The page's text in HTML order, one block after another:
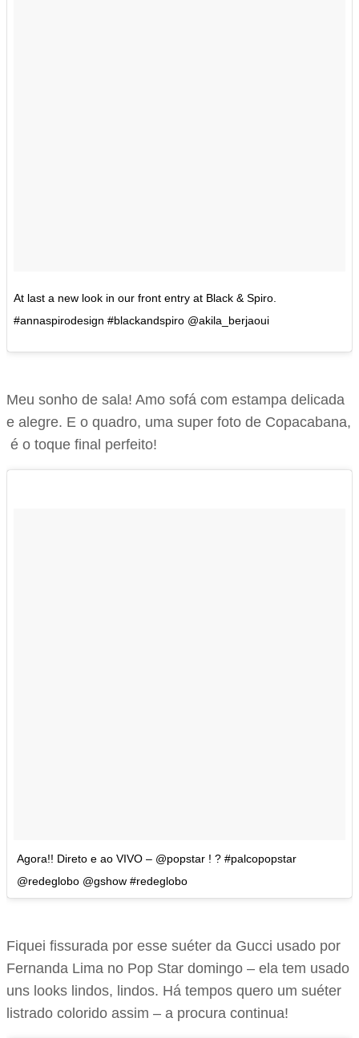
At last a new look in our front entry at Black & Spiro.
#annaspirodesign #blackandspiro @akila_berjaoui
Meu sonho de sala! Amo sofá com estampa delicada
e alegre. E o quadro, uma super foto de Copacabana,
é o toque final perfeito!
Agora!! Direto e ao VIVO – @popstar ! ? #palcopopstar
@redeglobo @gshow #redeglobo
Fiquei fissurada por esse suéter da Gucci usado por
Fernanda Lima no Pop Star domingo – ela tem usado
uns looks lindos, lindos. Há tempos quero um suéter
listrado colorido assim – a procura continua!